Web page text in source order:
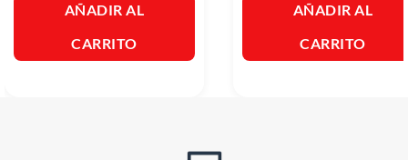
AÑADIR AL
CARRITO
AÑADIR AL
CARRITO